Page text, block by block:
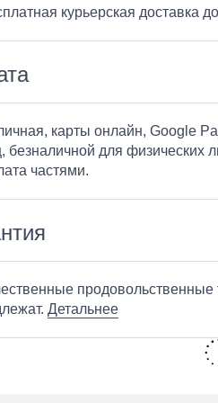
курьерская доставка
карты онлайн, Google
безналичной для физических
частями.
Детальнее